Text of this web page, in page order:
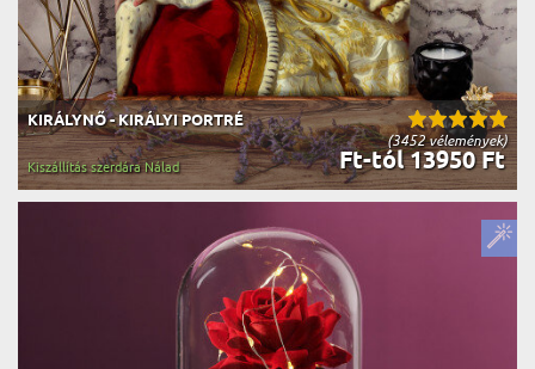
(3452 vélemények)
KIRÁLYNŐ - KIRÁLYI PORTRÉ
Ft-tól 13950 Ft
Kiszállítás szerdára Nálad